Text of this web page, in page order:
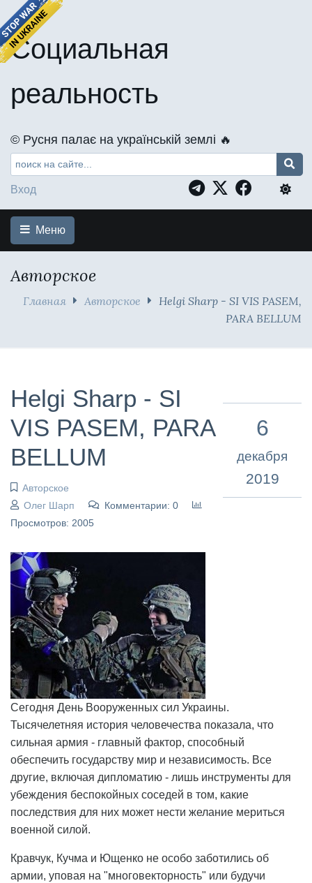
Социальная
реальность
©️ Русня палає на українській землі 🔥
Вход
Меню
Авторское
Главная Авторское
Helgi Sharp - SI VIS PASEM,
PARA BELLUM
Helgi Sharp - SI
VIS PASEM, PARA
BELLUM
Авторское
Олег Шарп
Комментарии: 0
Просмотров: 2005
6
декабря
2019
Сегодня День Вооруженных сил Украины.
Тысячелетняя история человечества показала, что
сильная армия - главный фактор, способный
обеспечить государству мир и независимость. Все
другие, включая дипломатию - лишь инструменты для
убеждения беспокойных соседей в том, какие
последствия для них может нести желание мериться
военной силой.
Кравчук, Кучма и Ющенко не особо заботились об
армии, уповая на "многовекторность" или будучи